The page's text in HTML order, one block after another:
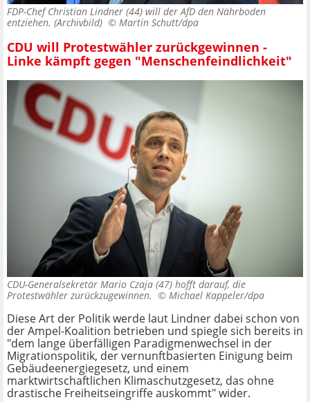
FDP-Chef Christian Lindner (44) will der AfD den Nährboden
entziehen. (Archivbild) © Martin Schutt/dpa
CDU will Protestwähler zurückgewinnen -
Linke kämpft gegen "Menschenfeindlichkeit"
CDU-Generalsekretär Mario Czaja (47) hofft darauf, die
Protestwähler zurückzugewinnen. © Michael Kappeler/dpa
Diese Art der Politik werde laut Lindner dabei schon von
der Ampel-Koalition betrieben und spiegle sich bereits in
"dem lange überfälligen Paradigmenwechsel in der
Migrationspolitik, der vernunftbasierten Einigung beim
Gebäudeenergiegesetz, und einem
marktwirtschaftlichen Klimaschutzgesetz, das ohne
drastische Freiheitseingriffe auskommt" wider.